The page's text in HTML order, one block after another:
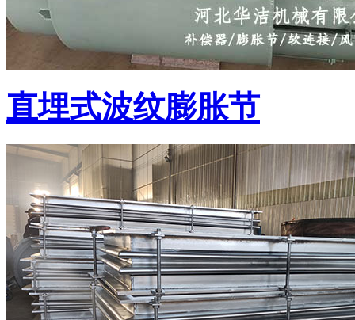
直埋式波纹膨胀节